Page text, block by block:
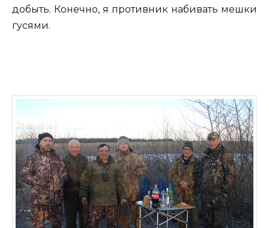
добыть. Конечно, я противник набивать мешки
гусями.